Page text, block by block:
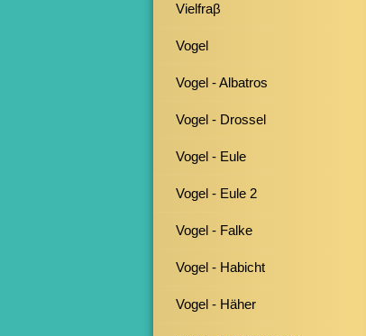
Vielfraβ
Vogel
Vogel - Albatros
Vogel - Drossel
Vogel - Eule
Vogel - Eule 2
Vogel - Falke
Vogel - Habicht
Vogel - Häher